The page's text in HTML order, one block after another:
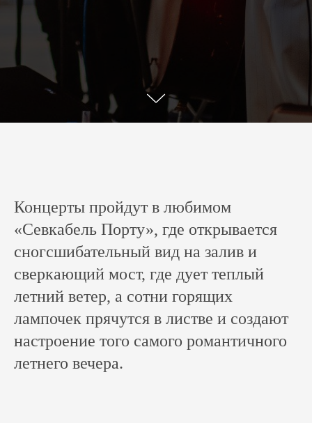
Концерты пройдут в любимом
«Севкабель Порту», где открывается
сногсшибательный вид на залив и
сверкающий мост, где дует теплый
летний ветер, а сотни горящих
лампочек прячутся в листве и создают
настроение того самого романтичного
летнего вечера.